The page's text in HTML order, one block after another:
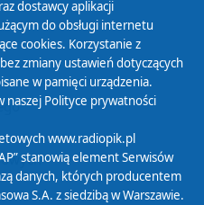
dostawcy aplikacji
do obsługi internetu
cookies. Korzystanie z
zmiany ustawień dotyczących
w pamięci urządzenia.
naszej Polityce prywatności
www.radiopik.pl
stanowią element Serwisów
danych, których producentem
S.A. z siedzibą w Warszawie.